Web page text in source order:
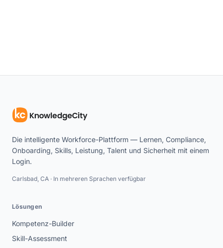
Die intelligente Workforce-Plattform — Lernen, Compliance,
Onboarding, Skills, Leistung, Talent und Sicherheit mit einem
Login.
Carlsbad, CA · In mehreren Sprachen verfügbar
Lösungen
Kompetenz-Builder
Skill-Assessment